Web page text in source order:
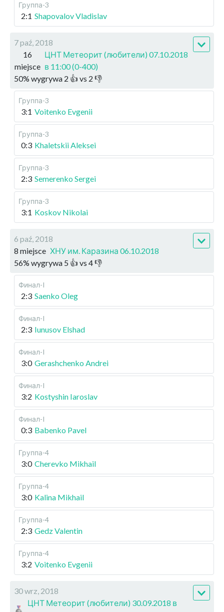
Группа-3
2:1 Shapovalov Vladislav
7 paź, 2018
16
miejsce
ЦНТ Метеорит (любители) 07.10.2018
в 11:00 (0-400)
50% wygrywa 2 👍 vs 2 👎
Группа-3
3:1 Voitenko Evgenii
Группа-3
0:3 Khaletskii Aleksei
Группа-3
2:3 Semerenko Sergei
Группа-3
3:1 Koskov Nikolai
6 paź, 2018
8 miejsce ХНУ им. Каразина 06.10.2018
56% wygrywa 5 👍 vs 4👎
Финал-I
2:3 Saenko Oleg
Финал-I
2:3 Iunusov Elshad
Финал-I
3:0 Gerashchenko Andrei
Финал-I
3:2 Kostyshin Iaroslav
Финал-I
0:3 Babenko Pavel
Группа-4
3:0 Cherevko Mikhail
Группа-4
3:0 Kalina Mikhail
Группа-4
2:3 Gedz Valentin
Группа-4
3:2 Voitenko Evgenii
30 wrz, 2018
ЦНТ Метеорит (любители) 30.09.2018 в